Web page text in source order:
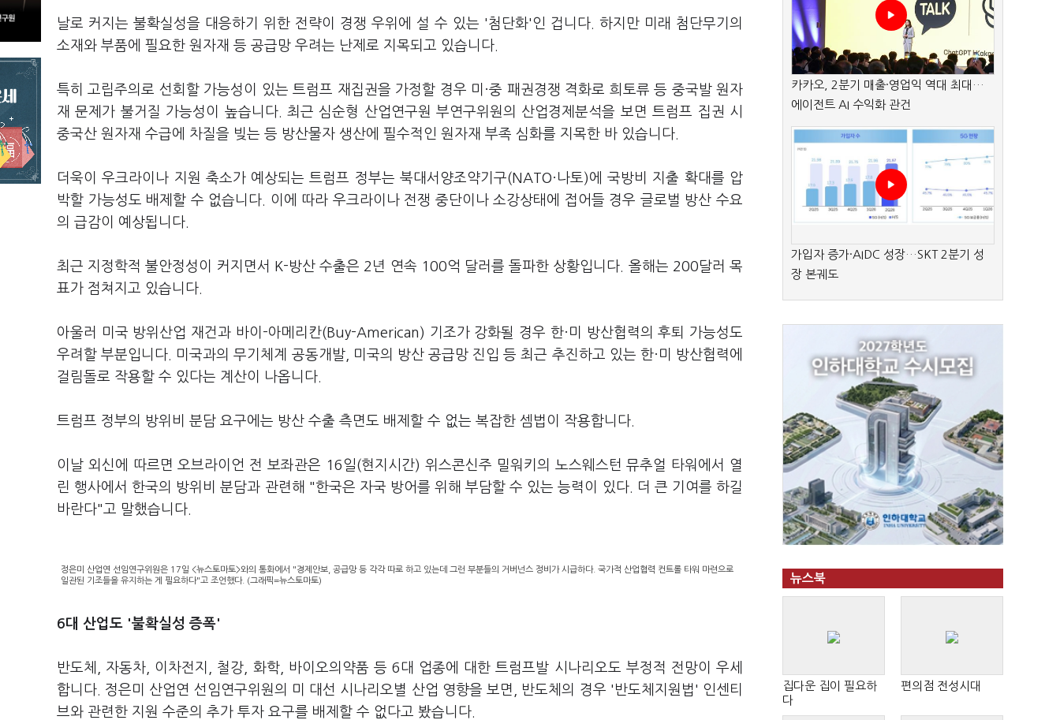
날로 커지는 불확실성을 대응하기 위한 전략이 경쟁 우위에 설 수 있는 '첨단화'인 겁니다. 하지만 미래 첨단무기의
소재와 부품에 필요한 원자재 등 공급망 우려는 난제로 지목되고 있습니다.
특히 고립주의로 선회할 가능성이 있는 트럼프 재집권을 가정할 경우 미·중 패권경쟁 격화로 희토류 등 중국발 원자
재 문제가 불거질 가능성이 높습니다. 최근 심순형 산업연구원 부연구위원의 산업경제분석을 보면 트럼프 집권 시
중국산 원자재 수급에 차질을 빚는 등 방산물자 생산에 필수적인 원자재 부족 심화를 지목한 바 있습니다.
더욱이 우크라이나 지원 축소가 예상되는 트럼프 정부는 북대서양조약기구(NATO·나토)에 국방비 지출 확대를 압
박할 가능성도 배제할 수 없습니다. 이에 따라 우크라이나 전쟁 중단이나 소강상태에 접어들 경우 글로벌 방산 수요
의 급감이 예상됩니다.
최근 지정학적 불안정성이 커지면서 K-방산 수출은 2년 연속 100억 달러를 돌파한 상황입니다. 올해는 200달러 목
표가 점쳐지고 있습니다.
아울러 미국 방위산업 재건과 바이-아메리칸(Buy-American) 기조가 강화될 경우 한·미 방산협력의 후퇴 가능성도
우려할 부분입니다. 미국과의 무기체계 공동개발, 미국의 방산 공급망 진입 등 최근 추진하고 있는 한·미 방산협력에
걸림돌로 작용할 수 있다는 계산이 나옵니다.
트럼프 정부의 방위비 분담 요구에는 방산 수출 측면도 배제할 수 없는 복잡한 셈법이 작용합니다.
이날 외신에 따르면 오브라이언 전 보좌관은 16일(현지시간) 위스콘신주 밀워키의 노스웨스턴 뮤추얼 타워에서 열
린 행사에서 한국의 방위비 분담과 관련해 "한국은 자국 방어를 위해 부담할 수 있는 능력이 있다. 더 큰 기여를 하길
바란다"고 말했습니다.
정은미 산업연 선임연구위원은 17일 <뉴스토마토>와의 통화에서 "경제안보, 공급망 등 각각 따로 하고 있는데 그런 부분들의 거버넌스 정비가 시급하다. 국가적 산업협력 컨트롤 타워 마련으로
일관된 기조들을 유지하는 게 필요하다"고 조언했다. (그래픽=뉴스토마토)
6대 산업도 '불확실성 증폭'
반도체, 자동차, 이차전지, 철강, 화학, 바이오의약품 등 6대 업종에 대한 트럼프발 시나리오도 부정적 전망이 우세
합니다. 정은미 산업연 선임연구위원의 미 대선 시나리오별 산업 영향을 보면, 반도체의 경우 '반도체지원법' 인센티
브와 관련한 지원 수준의 추가 투자 요구를 배제할 수 없다고 봤습니다.
카카오, 2분기 매출·영업익 역대 최대…
에이전트 AI 수익화 관건
가입자 증가·AIDC 성장…SKT 2분기 성
장 본궤도
뉴스북
집다운 집이 필요하
다
편의점 전성시대